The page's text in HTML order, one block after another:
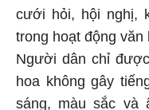
cưới hỏi, hội nghị,
trong hoạt động văn
Người dân chỉ
hoa không gây
sáng, màu sắc và